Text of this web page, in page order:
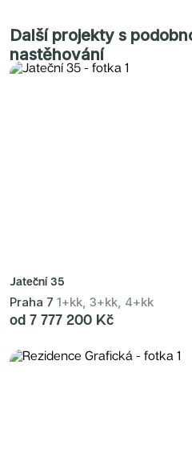
Další projekty s
nastěhování
Jateční 35
Praha 7 1+kk, 3+kk, 4+kk
od 7 777 200 Kč
PORTTI Kladno II
Linea Pura
Lihovar Smíchov Sever
Idylka Lochkov